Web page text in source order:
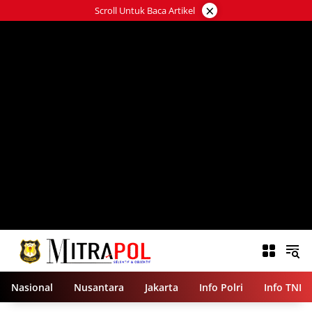
ke
Scroll Untuk Baca Artikel ×
Nasional Nusantara Jakarta Info Polri Info TNI